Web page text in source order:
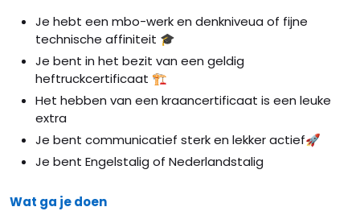
Je hebt een mbo-werk en denkniveua of fijne
technische affiniteit 🎓
Je bent in het bezit van een geldig
heftruckcertificaat 🏗️
Het hebben van een kraancertificaat is een leuke
extra
Je bent communicatief sterk en lekker actief🚀
Je bent Engelstalig of Nederlandstalig
Wat ga je doen